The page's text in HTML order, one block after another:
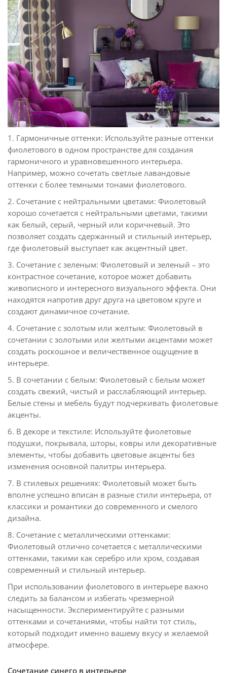
1. Гармоничные оттенки: Используйте разные оттенки
фиолетового в одном пространстве для создания
гармоничного и уравновешенного интерьера.
Например, можно сочетать светлые лавандовые
оттенки с более темными тонами фиолетового.
2. Сочетание с нейтральными цветами: Фиолетовый
хорошо сочетается с нейтральными цветами, такими
как белый, серый, черный или коричневый. Это
позволяет создать сдержанный и стильный интерьер,
где фиолетовый выступает как акцентный цвет.
3. Сочетание с зеленым: Фиолетовый и зеленый – это
контрастное сочетание, которое может добавить
живописного и интересного визуального эффекта. Они
находятся напротив друг друга на цветовом круге и
создают динамичное сочетание.
4. Сочетание с золотым или желтым: Фиолетовый в
сочетании с золотыми или желтыми акцентами может
создать роскошное и величественное ощущение в
интерьере.
5. В сочетании с белым: Фиолетовый с белым может
создать свежий, чистый и расслабляющий интерьер.
Белые стены и мебель будут подчеркивать фиолетовые
акценты.
6. В декоре и текстиле: Используйте фиолетовые
подушки, покрывала, шторы, ковры или декоративные
элементы, чтобы добавить цветовые акценты без
изменения основной палитры интерьера.
7. В стилевых решениях: Фиолетовый может быть
вполне успешно вписан в разные стили интерьера, от
классики и романтики до современного и смелого
дизайна.
8. Сочетание с металлическими оттенками:
Фиолетовый отлично сочетается с металлическими
оттенками, такими как серебро или хром, создавая
современный и стильный интерьер.
При использовании фиолетового в интерьере важно
следить за балансом и избегать чрезмерной
насыщенности. Экспериментируйте с разными
оттенками и сочетаниями, чтобы найти тот стиль,
который подходит именно вашему вкусу и желаемой
атмосфере.
Сочетание синего в интерьере